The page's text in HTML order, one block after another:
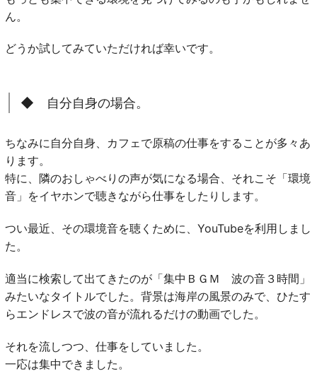
ん。
どうか試してみていただければ幸いです。
◆ 自分自身の場合。
ちなみに自分自身、カフェで原稿の仕事をすることが多々あ
ります。
特に、隣のおしゃべりの声が気になる場合、それこそ「環境
音」をイヤホンで聴きながら仕事をしたりします。
つい最近、その環境音を聴くために、YouTubeを利用しまし
た。
適当に検索して出てきたのが「集中ＢＧＭ 波の音３時間」
みたいなタイトルでした。背景は海岸の風景のみで、ひたす
らエンドレスで波の音が流れるだけの動画でした。
それを流しつつ、仕事をしていました。
一応は集中できました。